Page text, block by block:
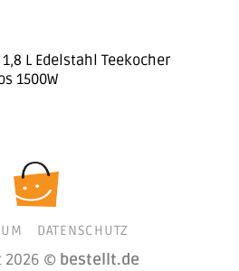
L Edelstahl Teekocher
1500W
DATENSCHUTZ
2026 © bestellt.de